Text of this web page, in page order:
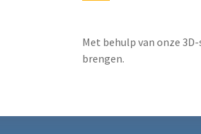
Met behulp van onze
brengen.